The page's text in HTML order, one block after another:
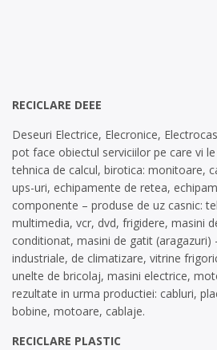
RECICLARE DEEE
Deseuri Electrice, Elecronice,
pot face obiectul serviciilor pe care vi
tehnica de calcul, birotica: monitoare,
ups-uri, echipamente de retea,
componente – produse de uz casnic:
multimedia, vcr, dvd, frigidere, masini
conditionat, masini de gatit (aragazuri)
industriale, de climatizare, vitrine
unelte de bricolaj, masini electrice,
rezultate in urma productiei: cabluri,
bobine, motoare, cablaje.
RECICLARE PLASTIC